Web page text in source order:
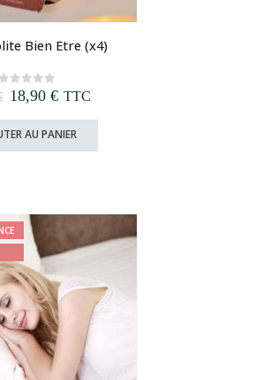
Bien Etre (x4)
out of 5
Le
initial
était :
18,90€Le
actuel
est :
TTC
AU PANIER